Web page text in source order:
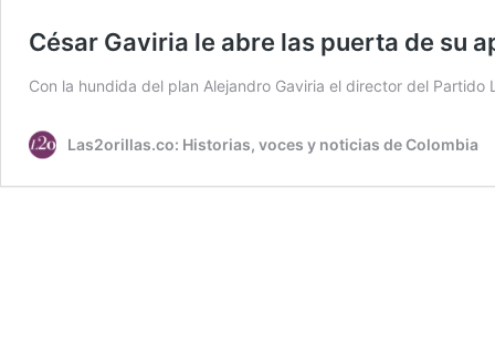
César Gaviria le abre las puerta de su
Con la hundida del plan Alejandro Gaviria el director del
Las2orillas.co: Historias, voces y noticias de Colombia